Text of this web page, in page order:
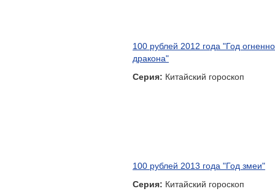
100 рублей 2012 года "Год
дракона"
Серия: Китайский гороскоп
100 рублей 2013 года "Год змеи"
Серия: Китайский гороскоп